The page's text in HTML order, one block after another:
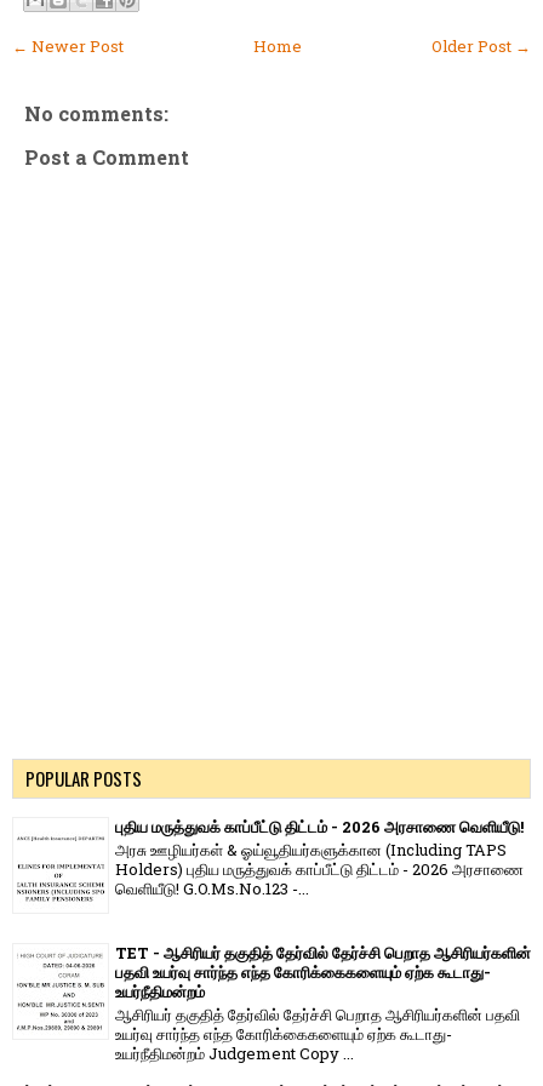
← Newer Post Older Post →
Home
No comments:
Post a Comment
POPULAR POSTS
புதிய மருத்துவக் காப்பீட்டு திட்டம் - 2026 அரசாணை வெளியீடு!
அரசு ஊழியர்கள் & ஓய்வூதியர்களுக்கான (Including TAPS
Holders) புதிய மருத்துவக் காப்பீட்டு திட்டம் - 2026 அரசாணை
வெளியீடு! G.O.Ms.No.123 -...
TET - ஆசிரியர் தகுதித் தேர்வில் தேர்ச்சி பெறாத ஆசிரியர்களின்
பதவி உயர்வு சார்ந்த எந்த கோரிக்கைகளையும் ஏற்க கூடாது-
உயர்நீதிமன்றம்
ஆசிரியர் தகுதித் தேர்வில் தேர்ச்சி பெறாத ஆசிரியர்களின் பதவி
உயர்வு சார்ந்த எந்த கோரிக்கைகளையும் ஏற்க கூடாது-
உயர்நீதிமன்றம் Judgement Copy ...